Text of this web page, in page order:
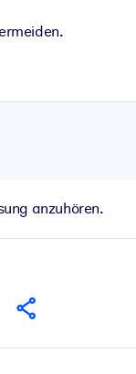
anzuhören.